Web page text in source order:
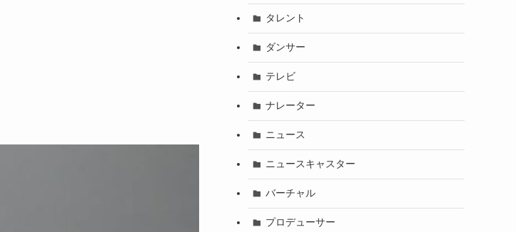
タレント
ダンサー
テレビ
ナレーター
ニュース
ニュースキャスター
バーチャル
プロデューサー